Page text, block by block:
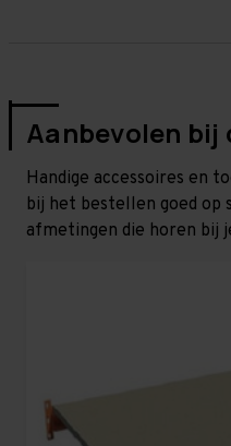
Aanbevolen
Handige accessoires en
bij het bestellen goed op
afmetingen die horen bij